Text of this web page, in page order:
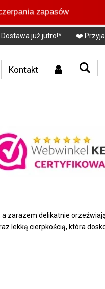
zapasów
już jutro!* ❤️
Kontakt
a zarazem delikatnie
lekką cierpkością, która